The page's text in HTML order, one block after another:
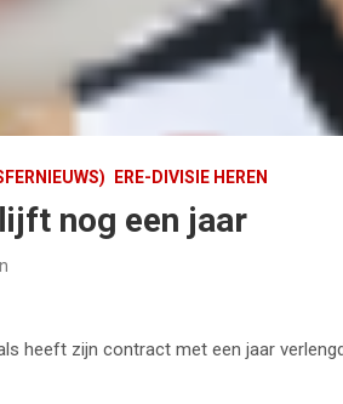
ERE-DIVISIE HEREN
nog een jaar
heeft zijn contract met een jaar